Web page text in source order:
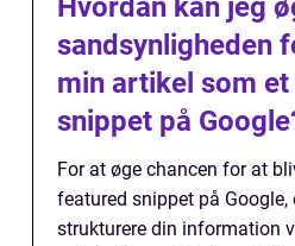
Hvordan kan jeg
sandsynligheden
min artikel som et
snippet på
For at øge chancen for at
featured snippet på
strukturere din information